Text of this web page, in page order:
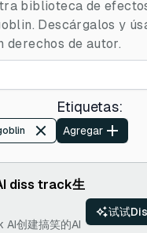
biblioteca de
Descárgalos y
derechos de autor.
Etiquetas:
Agregar
diss track生
创建搞笑的AI
试试